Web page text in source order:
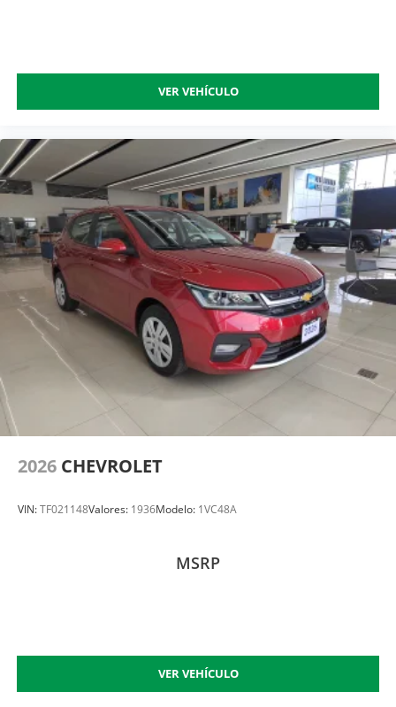
VER VEHÍCULO
2026 CHEVROLET
VIN:TF021148Valores: 1936Modelo: 1VC48A
MSRP
VER VEHÍCULO